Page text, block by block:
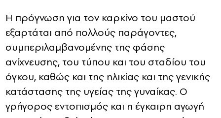
Η πρόγνωση για τον καρκίνο του μαστού
εξαρτάται από πολλούς παράγοντες,
συμπεριλαμβανομένης της φάσης
ανίχνευσης, του τύπου και του σταδίου του
όγκου, καθώς και της ηλικίας και της γενικής
κατάστασης της υγείας της γυναίκας. Ο
γρήγορος εντοπισμός και η έγκαιρη αγωγή